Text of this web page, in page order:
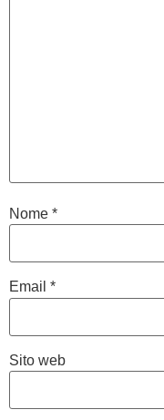
Nome *
Email *
Sito web